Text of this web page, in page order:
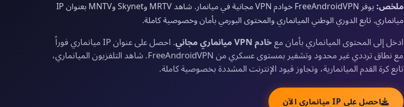
ملخص:
يوفر FreeAndroidVPN خوادم VPN مجانية في ميانمار. شاهد MRTV وSkynet وMNTV بعنوان IP
ميانماري. تابع الدوري الوطني الميانماري والمحتوى البورمي بأمان وخصوصية كاملة.
ادخل إلى المحتوى الميانماري بأمان مع خادم VPN ميانماري مجاني
. احصل على عنوان IP ميانماري فوراً
مع نطاق ترددي غير محدود وتشفير بمستوى عسكري من FreeAndroidVPN. شاهد التلفزيون الميانماري،
تابع كرة القدم الميانمارية، وتجاوز قيود الإنترنت المشددة بخصوصية كاملة.
احصل على IP ميانماري الآن